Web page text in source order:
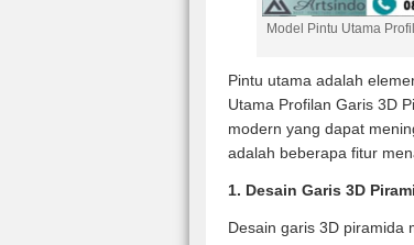
Model Pintu Utama
Pintu utama adalah
Utama Profilan Garis 3D
modern yang dapat
adalah beberapa fitur
1. Desain Garis 3D
Desain garis 3D piramida